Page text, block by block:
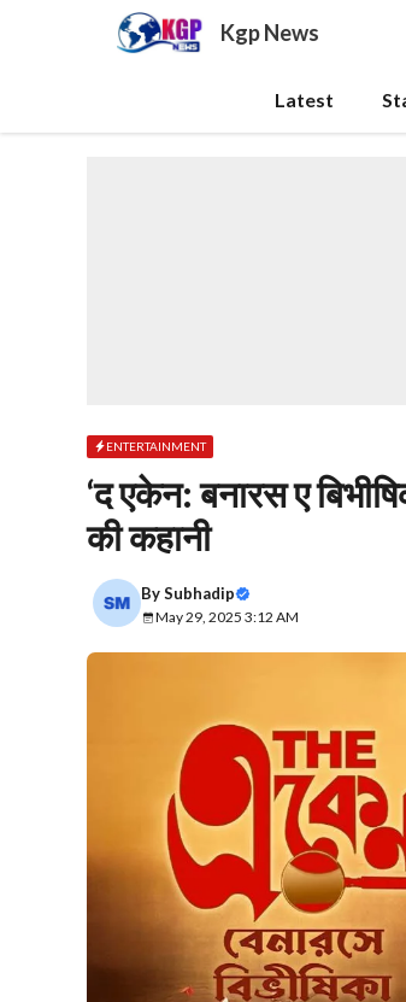
Kgp News
Latest
ENTERTAINMENT
‘द एकेन: बनारस ए
की कहानी
BySubhadip
May 29, 2025 3:12 AM